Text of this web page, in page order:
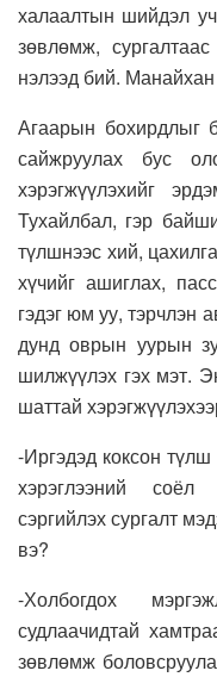
халаалтын шийдэл
зөвлөмж,
нэлээд бий.
Агаарын бохирдлыг
сайжруулах бус
хэрэгжүүлэхийг
Тухайлбал, гэр
түлшнээс хий,
хүчийг ашиглах,
гэдэг юм уу, тэрчлэн
дунд оврын уурын
шилжүүлэх гэх мэт.
шаттай
-Иргэдэд коксон
хэрэглээний соёл
сэргийлэх сургалт
вэ?
-Холбогдох
судлаачидтай
зөвлөмж